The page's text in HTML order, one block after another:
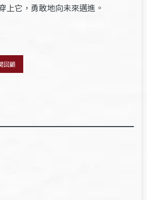
上它，勇敢地向未來邁進。
回顧